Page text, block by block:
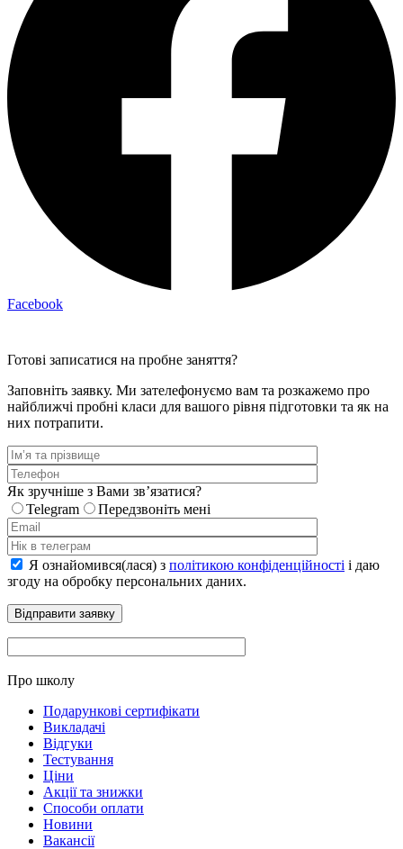
Facebook
Готові записатися на пробне заняття?
Заповніть заявку. Ми зателефонуємо вам та розкажемо про
найближчі пробні класи для вашого рівня підготовки та як на
них потрапити.
Як зручніше з Вами звʼязатися?
Telegram
Передзвоніть мені
Я ознайомився(лася) з політикою конфіденційності і даю
згоду на обробку персональних даних.
Про школу
Подарункові сертифікати
Викладачі
Відгуки
Тестування
Ціни
Акції та знижки
Способи оплати
Новини
Вакансії